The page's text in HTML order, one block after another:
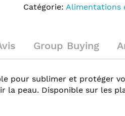
Catégorie: Alimentations
pour sublimer et protéger
peau. Disponible sur les
Group Buying